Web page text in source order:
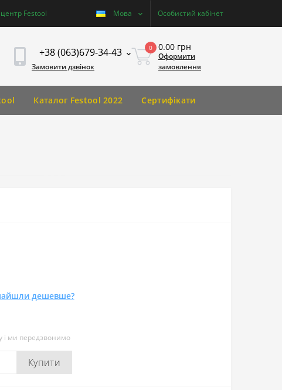
Festool Мова Особистий кабінет
+38 (063)679-34-43
Замовити дзвінок
0 0.00 грн
Оформити
замовлення
Каталог Festool 2022 Сертифікати
дешевше?
і ми передзвонимо
Купити